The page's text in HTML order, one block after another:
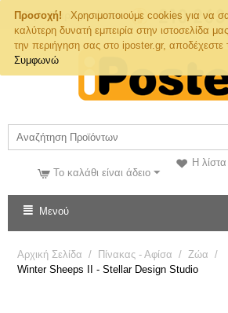
Προσοχή!
Χρησιμοποιούμε cookies για να
καλύτερη δυνατή εμπειρία στην ιστοσελίδα
την περιήγηση σας στο iposter.gr, αποδέχεστε
Συμφωνώ
Τηλ. Παραγγελιών
Η
Το καλάθι είναι άδειο
Μενού
Αρχική Σελίδα / Πίνακας - Αφίσα / Ζώα /
Winter Sheeps II - Stellar Design Studio